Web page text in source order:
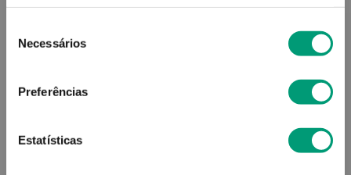
Necessários
Preferências
Estatísticas
ADICIONAR